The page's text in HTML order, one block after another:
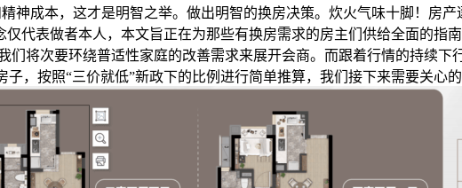
神成本，这才是明智之举。做出明智的换房决策。炊火气味十脚！房
代表做者本人，本文旨正在为那些有换房需求的房主们供给全面的指
们将次要环绕普适性家庭的改善需求来展开会商。而跟着行情的持续下
，按照“三价就低”新政下的比例进行简单推算，我们接下来需要关心